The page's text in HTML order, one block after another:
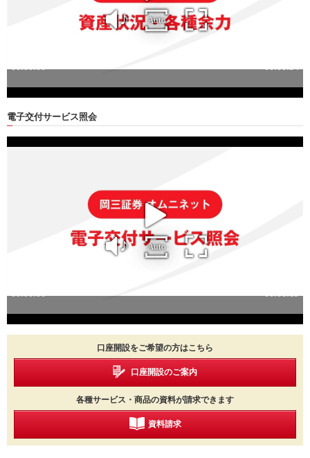
電子交付サービス照会
口座開設をご希望の方はこちら
口座開設のご案内
各種サービス・商品の資料が請求できます
資料請求